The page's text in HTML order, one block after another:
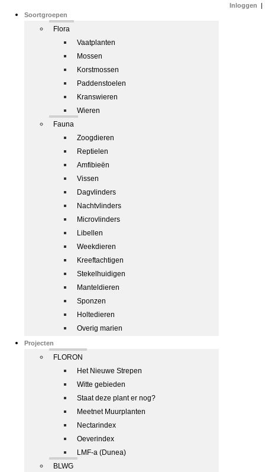
Soortgroepen
Flora
Vaatplanten
Mossen
Korstmossen
Paddenstoelen
Kranswieren
Wieren
Fauna
Zoogdieren
Reptielen
Amfibieën
Vissen
Dagvlinders
Nachtvlinders
Microvlinders
Libellen
Weekdieren
Kreeftachtigen
Stekelhuidigen
Manteldieren
Sponzen
Holtedieren
Overig marien
Projecten
FLORON
Het Nieuwe Strepen
Witte gebieden
Staat deze plant er nog?
Meetnet Muurplanten
Nectarindex
Oeverindex
LMF-a (Dunea)
BLWG
Inloggen |